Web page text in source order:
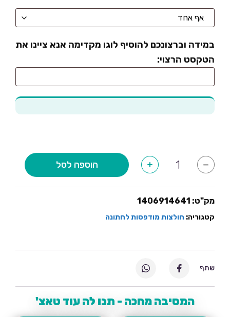
במידה וברצונכם להוסיף לוגו מקדימה אנא ציינו את
הטקסט הרצוי:
-
של
שלי
+ הוספה לסל
מק"ט: 1406914641
קטגוריה: חולצות מודפסות לחתונה
המסיבה מחכה - תנו לה עוד טאצ'
שתף